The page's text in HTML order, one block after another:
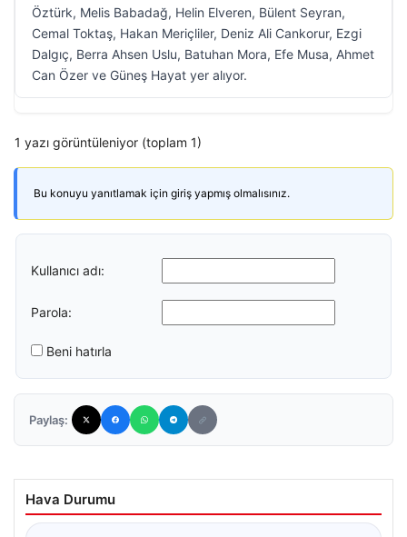
Öztürk, Melis Babadağ, Helin Elveren, Bülent Seyran,
Cemal Toktaş, Hakan Meriçliler, Deniz Ali Cankorur, Ezgi
Dalgıç, Berra Ahsen Uslu, Batuhan Mora, Efe Musa, Ahmet
Can Özer ve Güneş Hayat yer alıyor.
1 yazı görüntüleniyor (toplam 1)
Bu konuyu yanıtlamak için giriş yapmış olmalısınız.
Kullanıcı adı:
Parola:
Beni hatırla
Paylaş:
Hava Durumu